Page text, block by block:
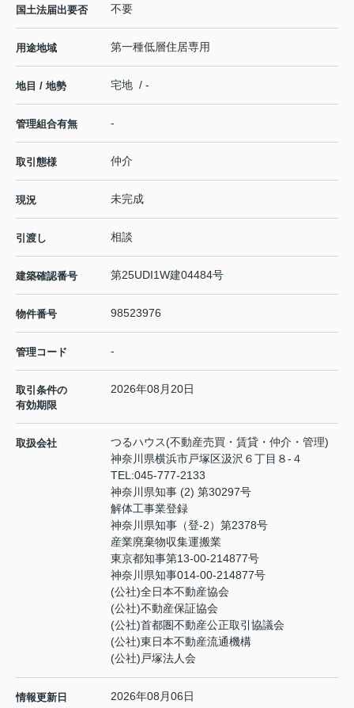
国土法届出要否 不要
用途地域 第一種低層住居専用
地目 / 地勢 宅地 / -
管理組合有無 -
取引態様 仲介
現況 未完成
引渡し 相談
建築確認番号 第25UDI1W建04484号
物件番号 98523976
管理コード -
取引条件の
有効期限
2026年08月20日
取扱会社
つるハウス(不動産売買・賃貸・仲介・管理)
神奈川県横浜市戸塚区汲沢６丁目８-４
TEL:045-777-2133
神奈川県知事 (2) 第30297号
解体工事業登録
神奈川県知事（登‐2）第2378号
産業廃棄物収集運搬業
東京都知事第13-00-214877号
神奈川県知事014-00-214877号
(公社)全日本不動産協会
(公社)不動産保証協会
(公社)首都圏不動産公正取引協議会
(公社)東日本不動産流通機構
(公社)戸塚法人会
情報更新日 2026年08月06日